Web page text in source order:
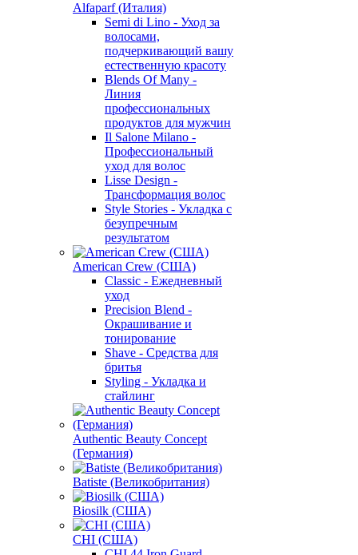
Alfaparf (Италия)
Semi di Lino - Уход за
волосами,
подчеркивающий вашу
естественную красоту
Blends Of Many -
Линия
профессиональных
продуктов для мужчин
Il Salone Milano -
Профессиональный
уход для волос
Lisse Design -
Трансформация волос
Style Stories - Укладка с
безупречным
результатом
American Crew (США)
Classic - Ежедневный
уход
Precision Blend -
Окрашивание и
тонирование
Shave - Средства для
бритья
Styling - Укладка и
стайлинг
Authentic Beauty Concept
(Германия)
Batiste (Великобритания)
Biosilk (США)
CHI (США)